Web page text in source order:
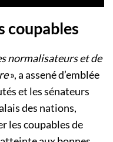
coupables
normalisateurs et de
», a assené d’emblée
et les sénateurs
des nations,
les coupables de